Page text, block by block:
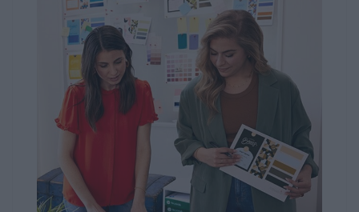
dużo dokumentów.
Tonery HP zapewniają wysoką jakość wydruku, oferując
ostre, wyraźne teksty oraz wysokiej jakości obrazy czy
grafiki. Są one opracowane w taki sposób, aby zapewnić
spójność i trwałość wydruków.
Tonery HP są zazwyczaj łatwe w instalacji. Producent
zwykle dostarcza instrukcje, które wskazują, jak
poprawnie zamontować toner w drukarce.